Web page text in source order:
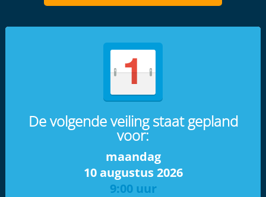
De volgende veiling staat gepland
voor:
maandag
10 augustus 2026
9:00 uur